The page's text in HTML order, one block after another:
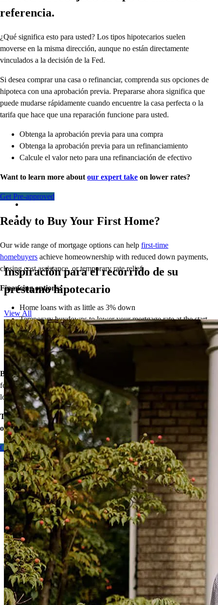
referencia.
¿Qué significa esto para usted? Los tipos hipotecarios suelen
moverse en la misma dirección, aunque no están directamente
vinculados a la decisión de la Fed.
Si desea comprar una casa o refinanciar, comprenda sus opciones de
hipoteca con una aprobación previa. Prepararse ahora significa que
puede mudarse rápidamente cuando encuentre la casa perfecta o la
tarifa que hace que una reparación funcione para usted.
Obtenga la aprobación previa para una compra
Obtenga la aprobación previa para un refinanciamiento
Calcule el valor neto para una refinanciación de efectivo
Want to learn more about our expert take on lower rates?
Get Pre-approved
Ready to Buy Your First Home?
Our wide range of mortgage options can help first-time
homebuyers achieve homeownership with reduced down payments,
closing cost assistance, or temporary rate relief.
Financing options:
Home loans with as little as 3% down
Temporary buydowns to lower your mortgage rate at the start
of your loan
Down payment assistance from national and state programs
Personalized home financing solutions
Bonus: If your household’s qualifying income meets the standards
for your county’s area median income, you may be eligible for a
lower mortgage rate!
Take the first step toward homeownership. Let’s discuss your
options today.
Contact me
Inspiración para el recorrido de su
préstamo hipotecario
View All